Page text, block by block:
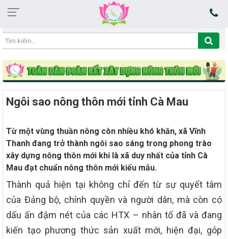
06:23:18 08/08/2026
Ngôi sao nông thôn mới tỉnh Cà Mau
Từ một vùng thuần nông còn nhiều khó khăn, xã Vĩnh
Thanh đang trở thành ngôi sao sáng trong phong trào
xây dựng nông thôn mới khi là xã duy nhất của tỉnh Cà
Mau đạt chuẩn nông thôn mới kiểu mẫu.
Thành quả hiện tại không chỉ đến từ sự quyết tâm
của Đảng bộ, chính quyền và người dân, mà còn có
dấu ấn đậm nét của các HTX – nhân tố đã và đang
kiến tạo phương thức sản xuất mới, hiện đại, góp